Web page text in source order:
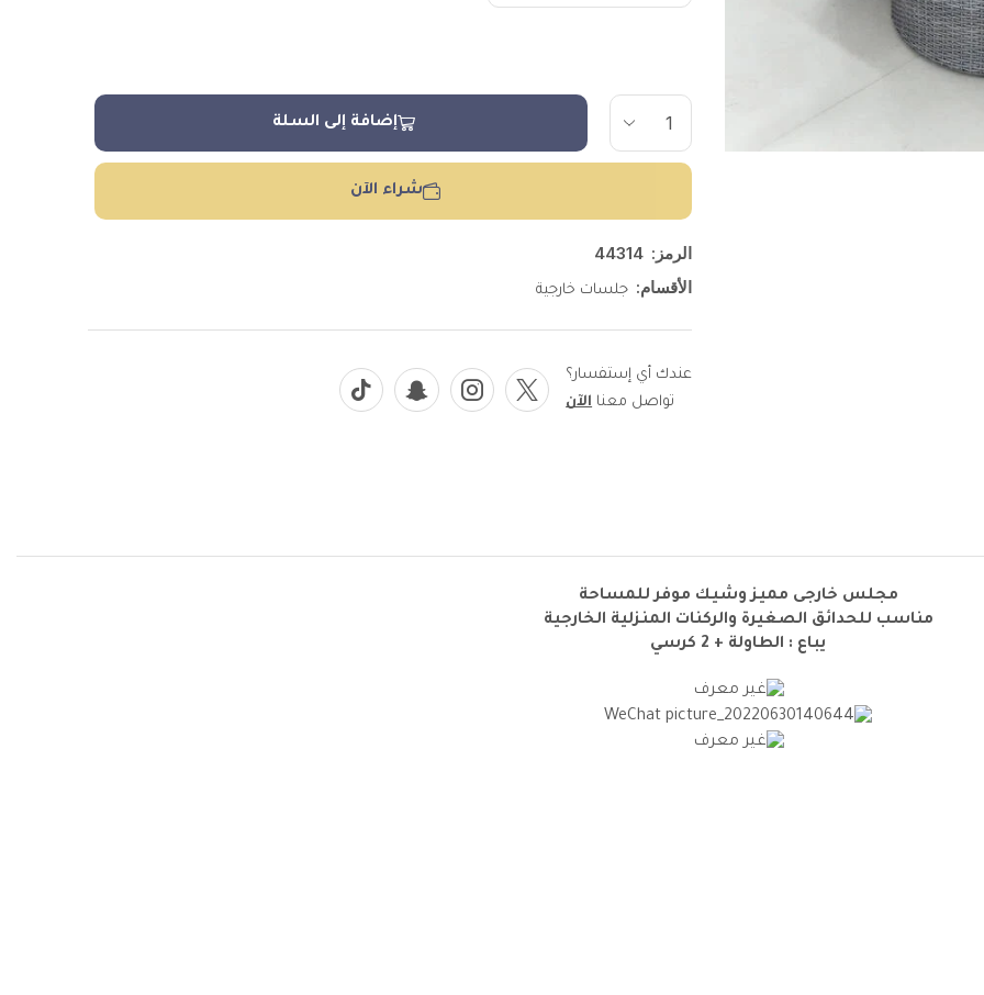
إضافة إلى السلة
شراء الآن
الرمز: 44314
الأقسام: جلسات خارجية
عندك أي إستفسار؟
تواصل معنا الآن
مجلس خارجى مميز وشيك موفر للمساحة
مناسب للحدائق الصغيرة والركنات المنزلية الخارجية
يباع : الطاولة + 2 كرسي